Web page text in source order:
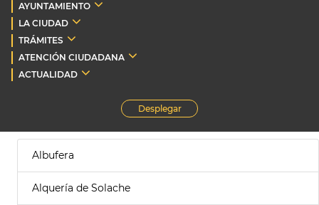
AYUNTAMIENTO
LA CIUDAD
TRÁMITES
ATENCIÓN CIUDADANA
ACTUALIDAD
Desplegar
Albufera
Alquería de Solache